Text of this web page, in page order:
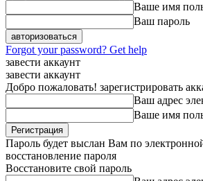
Ваше имя
Ваш пароль
Forgot your password? Get help
завести аккаунт
завести аккаунт
Добро пожаловать! зарегистрировать
Ваш адрес
Ваше имя
Пароль будет выслан Вам по
восстановление пароля
Восстановите свой пароль